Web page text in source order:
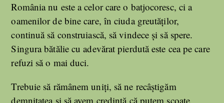
România nu este a celor care o batjocoresc, ci a
oamenilor de bine care, în ciuda greutăților,
continuă să construiască, să vindece și să spere.
Singura bătălie cu adevărat pierdută este cea pe care
refuzi să o mai duci.
Trebuie să rămânem uniți, să ne recâștigăm
demnitatea și să avem credință că putem scoate